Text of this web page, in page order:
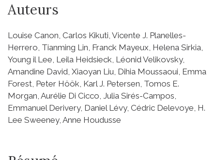
Auteurs
Louise Canon, Carlos Kikuti, Vicente J. Planelles-
Herrero, Tianming Lin, Franck Mayeux, Helena Sirkia,
Young il Lee, Leila Heidsieck, Léonid Velikovsky,
Amandine David, Xiaoyan Liu, Dihia Moussaoui, Emma
Forest, Peter Höök, Karl J. Petersen, Tomos E.
Morgan, Aurélie Di Cicco, Julia Sirés-Campos,
Emmanuel Derivery, Daniel Lévy, Cédric Delevoye, H.
Lee Sweeney, Anne Houdusse